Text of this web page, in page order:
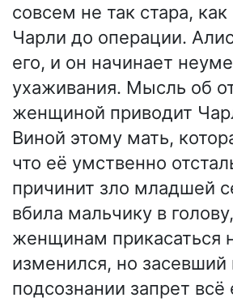
совсем не так стара, как
Чарли до операции.
его, и он начинает
ухаживания. Мысль об
женщиной приводит
Виной этому мать,
что её умственно
причинит зло младшей
вбила мальчику в
женщинам прикасаться
изменился, но засевший
подсознании запрет